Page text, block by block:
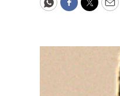
WhatsApp
Facebook